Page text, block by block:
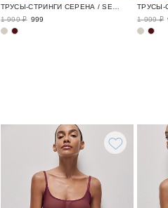
ТРУСЫ-СТРИНГИ СЕРЕНА / SERENE
1 999 ₽ 999 1 999 ₽